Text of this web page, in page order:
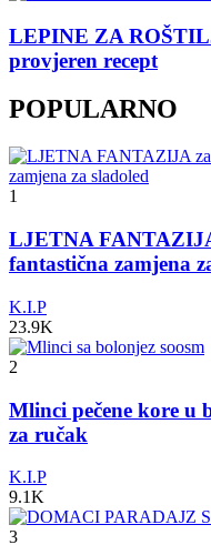
LEPINE ZA
provjeren recept
POPULARNO
1
LJETNA
fantastična zamjena
K.I.P
23.9K
2
Mlinci pečene kore u
za ručak
K.I.P
9.1K
3